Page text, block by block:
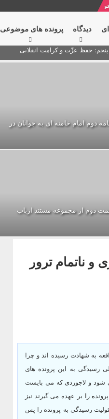
دیدگاه‌ پرونده های موضوعی
امام خامنه ای به جوانان در
دوم از مجموعه مستند ارباب
ناتمام ترور
به شهادت رسیده اند و چرا
رسیدگی به این پرونده های
شود و لاجوردی که می بایست
را بر عهده می گیرند نیز
رسیدگی به پرونده را پس